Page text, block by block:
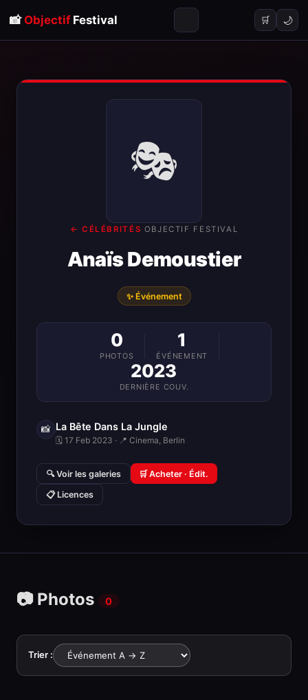
📸 ObjectifFestival 🛒 🌙
🎭
← CÉLÉBRITÉS· OBJECTIF FESTIVAL
Anaïs Demoustier
✨ Événement
0
PHOTOS
1
ÉVÉNEMENT
2023
DERNIÈRE COUV.
📸 La Bête Dans La Jungle
🗓 17 Feb 2023 · 📍 Cinema, Berlin
🔍 Voir les galeries 🛒 Acheter · Édit.
📋 Licences
📷 Photos 0
Trier :